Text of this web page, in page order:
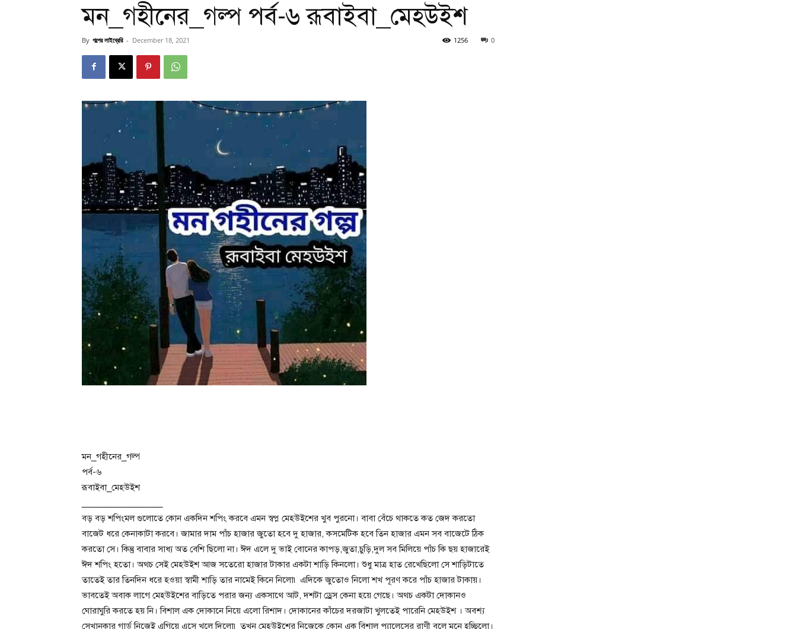
মন_গহীনের_গল্প পর্ব-৬ রূবাইবা_মেহউইশ
By গল্পের লাইব্রেরি - December 18, 2021 0
1256
মন_গহীনের_গল্প
পর্ব-৬
রূবাইবা_মেহউইশ
বড় বড় শপিংমল গুলোতে কোন একদিন শপিং করবে এমন স্বপ্ন মেহউইশের খুব পুরনো। বাবা বেঁচে থাকতে কত জেদ করতো
বাজেট ধরে কেনাকাটা করবে। জামার দাম পাঁচ হাজার জুতো হবে দু হাজার, কসমেটিক হবে তিন হাজার এমন সব বাজেটে ঠিক
করতো সে। কিন্তু বাবার সাধ্য অত বেশি ছিলো না। ঈদ এলে দু ভাই বোনের কাপড়,জুতা,চুড়ি,দুল সব মিলিয়ে পাঁচ কি ছয় হাজারেই
ঈদ শপিং হতো। অথচ সেই মেহউইশ আজ সতেরো হাজার টাকার একটা শাড়ি কিনলো। শুধু মাত্র হাত রেখেছিলো সে শাড়িটাতে
তাতেই তার তিনদিন ধরে হওয়া স্বামী শাড়ি তার নামেই কিনে নিলো৷ এদিকে জুতোও নিলো শখ পূরণ করে পাঁচ হাজার টাকায়।
ভাবতেই অবাক লাগে মেহউইশের বাড়িতে পরার জন্য একসাথে আট, দশটা ড্রেস কেনা হয়ে গেছে। অথচ একটা দোকানও
ঘোরাঘুরি করতে হয় নি। বিশাল এক দোকানে নিয়ে এলো রিশাদ। দোকানের কাঁচের দরজাটা খুলতেই পারেনি মেহউইশ । অবশ্য
সেখানকার গার্ড নিজেই এগিয়ে এসে খুলে দিলো৷ তখন মেহউইশের নিজেকে কোন এক বিশাল প্যালেসের রাণী বলে মনে হচ্ছিলো।